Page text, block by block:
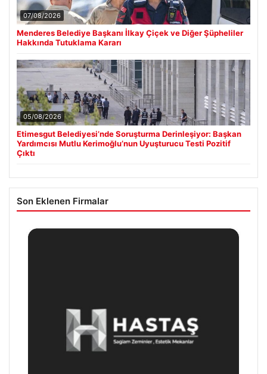
07/08/2026
Menderes Belediye Başkanı İlkay Çiçek ve Diğer Şüpheliler
Hakkında Tutuklama Kararı
05/08/2026
Etimesgut Belediyesi’nde Soruşturma Derinleşiyor: Başkan
Yardımcısı Mutlu Kerimoğlu’nun Uyuşturucu Testi Pozitif
Çıktı
Son Eklenen Firmalar